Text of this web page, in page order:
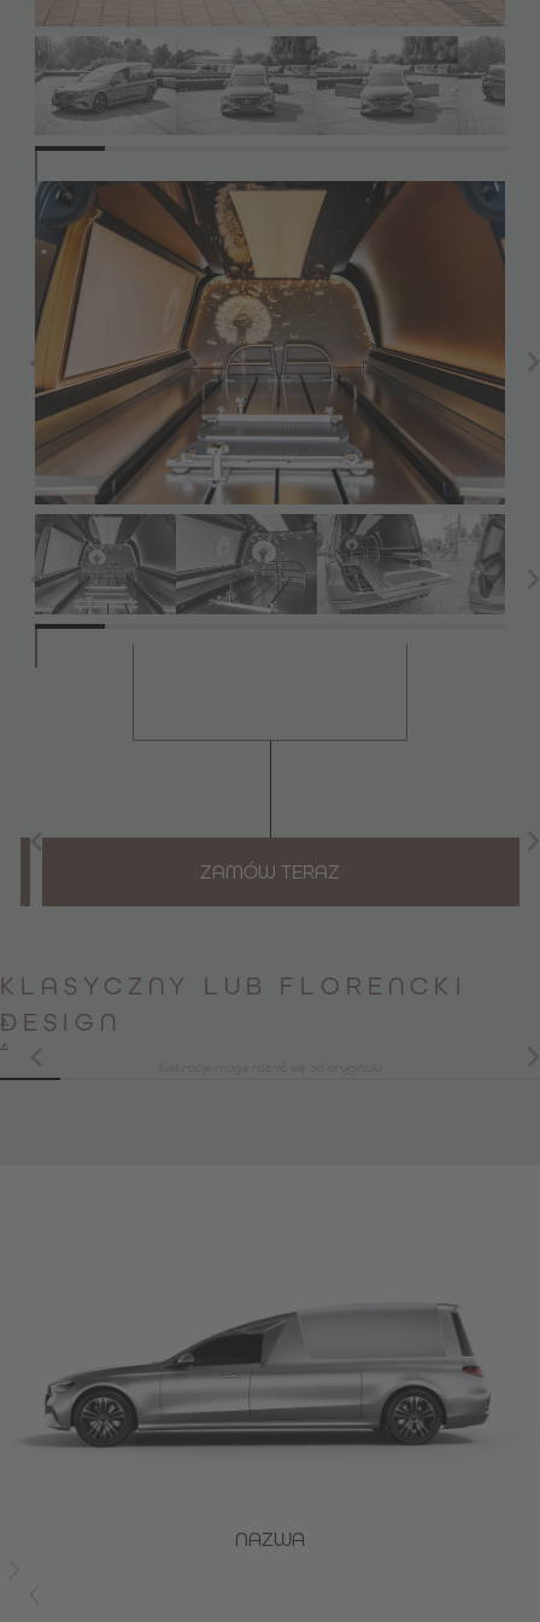
ZAMÓW TERAZ
KLASYCZNY LUB FLORENCKI
DESIGN
NAZWA